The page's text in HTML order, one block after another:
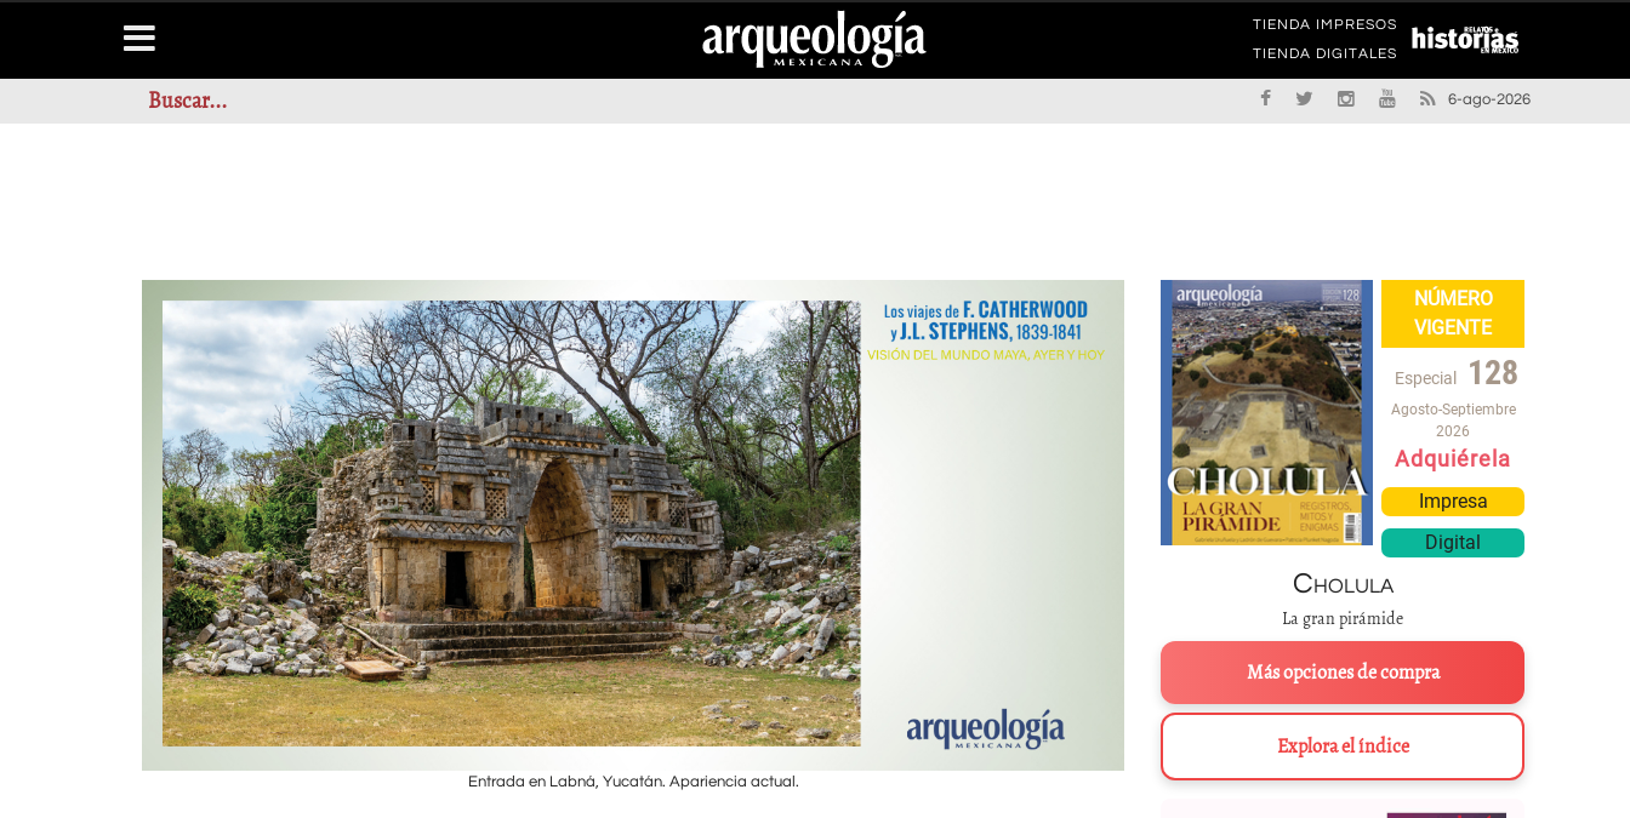
TIENDA IMPRESOS
TIENDA DIGITALES
6-ago-2026
Entrada en Labná, Yucatán. Apariencia actual. Entrada en Labná,
NÚMERO
VIGENTE
Especial 128
Agosto-Septiembre
2026
Adquiérela
Impresa
Digital
Cholula
La gran pirámide
Más opciones de compra
Explora el índice